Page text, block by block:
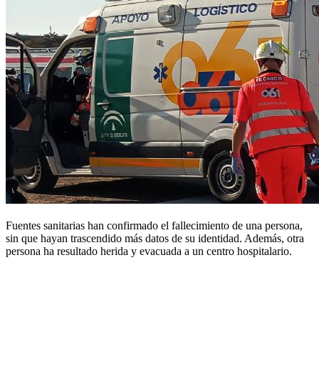
Fuentes sanitarias han confirmado el fallecimiento de una persona,
sin que hayan trascendido más datos de su identidad. Además, otra
persona ha resultado herida y evacuada a un centro hospitalario.